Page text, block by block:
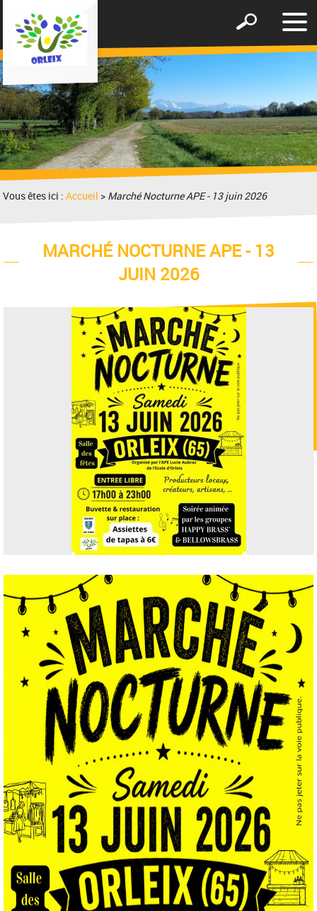
le
Afficher
formulaire
Vous êtes ici :Accueil > Marché Nocturne APE - 13 juin 2026
MARCHÉ NOCTURNE APE - 13
JUIN 2026